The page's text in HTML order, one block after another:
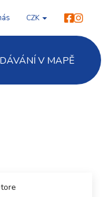
CZK
V MAPĚ